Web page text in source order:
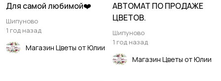
Для самой любимой❤️
Шипуново
1 год назад
Магазин Цветы от Юлии
АВТОМАТ ПО ПРОДАЖЕ
ЦВЕТОВ.
Шипуново
1 год назад
Магазин Цветы от Юлии